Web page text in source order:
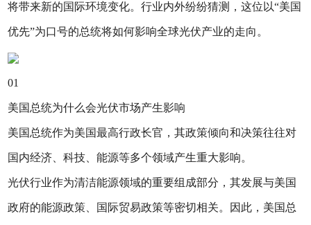
将带来新的国际环境变化。行业内外纷纷猜测，这位以“美国
优先”为口号的总统将如何影响全球光伏产业的走向。
01
美国总统为什么会光伏市场产生影响
美国总统作为美国最高行政长官，其政策倾向和决策往往对
国内经济、科技、能源等多个领域产生重大影响。
光伏行业作为清洁能源领域的重要组成部分，其发展与美国
政府的能源政策、国际贸易政策等密切相关。因此，美国总